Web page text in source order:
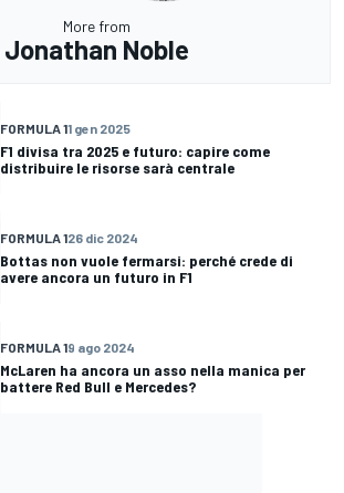
More from
Jonathan Noble
FORMULA 11 gen 2025
F1 divisa tra 2025 e futuro: capire come
distribuire le risorse sarà centrale
FORMULA 126 dic 2024
Bottas non vuole fermarsi: perché crede di
avere ancora un futuro in F1
FORMULA 19 ago 2024
McLaren ha ancora un asso nella manica per
battere Red Bull e Mercedes?